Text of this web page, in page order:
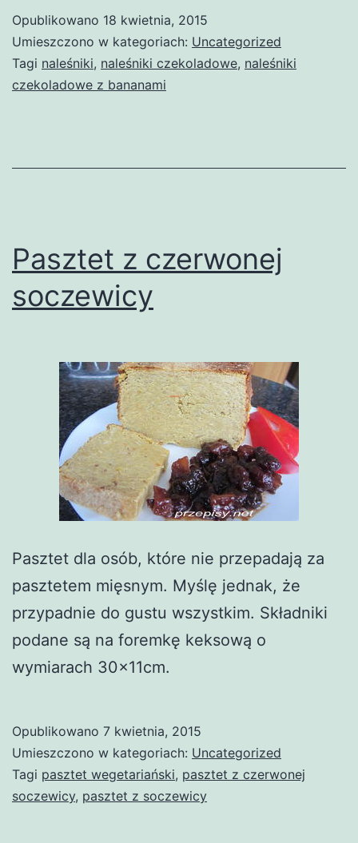
Opublikowano 18 kwietnia, 2015
Umieszczono w kategoriach: Uncategorized
Tagi naleśniki, naleśniki czekoladowe, naleśniki
czekoladowe z bananami
Pasztet z czerwonej
soczewicy
Pasztet dla osób, które nie przepadają za
pasztetem mięsnym. Myślę jednak, że
przypadnie do gustu wszystkim. Składniki
podane są na foremkę keksową o
wymiarach 30x11cm.
Opublikowano 7 kwietnia, 2015
Umieszczono w kategoriach: Uncategorized
Tagi pasztet wegetariański, pasztet z czerwonej
soczewicy, pasztet z soczewicy